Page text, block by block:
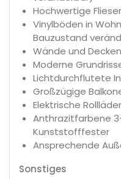
Hochwertige
Vinylböden in
Bauzustand
Wände und
Moderne
Lichtdurchflutete
Großzügige
Elektrische
Anthrazitfarbene
Kunststofffester
Ansprechende
Sonstiges